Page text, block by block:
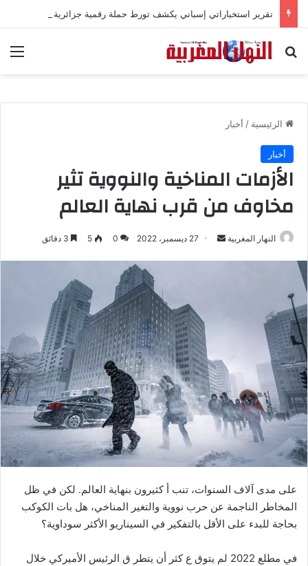
بحث عن
الرئيسية / أخبار
أخبار
الأزمات المناخية والنووية تثير
مخاوف من قرب نهاية العالم
النهار المغربية
ا
إ
ل
ك
ر
و
ا
27 ديسمبر، 2022 0
5
على مدى آلاف السنوات، تنب أ كثيرون بنهاية العالم. لكن في ظل
المخاطر الناجمة عن حرب نووية والتغير المناخي، هل بات الكوكب
بحاجة للبدء على الأقل بالتفكير في السيناريو الأكثر سوداوية؟
في مطلع 2022 لم يتوق ع كثر أن يتطر ق الرئيس الأميركي خلال